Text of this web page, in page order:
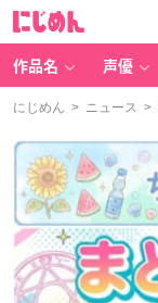
作品名 声優
にじめん > ニュース >